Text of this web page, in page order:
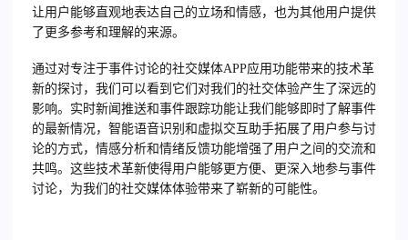
让用户能够直观地表达自己的立场和情感，也为其他用户提供
了更多参考和理解的来源。
通过对专注于事件讨论的社交媒体APP应用功能带来的技术革
新的探讨，我们可以看到它们对我们的社交体验产生了深远的
影响。实时新闻推送和事件跟踪功能让我们能够即时了解事件
的最新情况，智能语音识别和虚拟交互助手拓展了用户参与讨
论的方式，情感分析和情绪反馈功能增强了用户之间的交流和
共鸣。这些技术革新使得用户能够更方便、更深入地参与事件
讨论，为我们的社交媒体体验带来了崭新的可能性。